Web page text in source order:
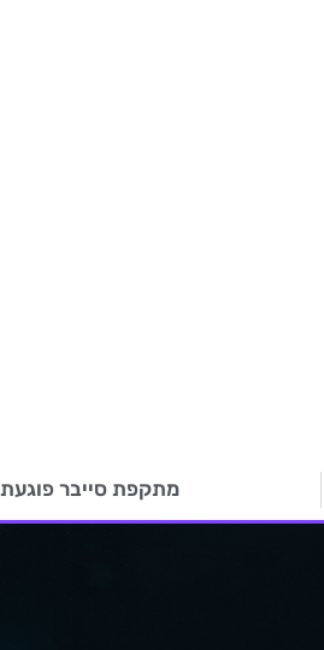
מתקפת סייבר פוגעת